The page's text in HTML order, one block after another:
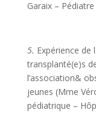
Garaix –
5. Expérience de
transplanté(e)s
l’association&
jeunes (Mme
pédiatrique –